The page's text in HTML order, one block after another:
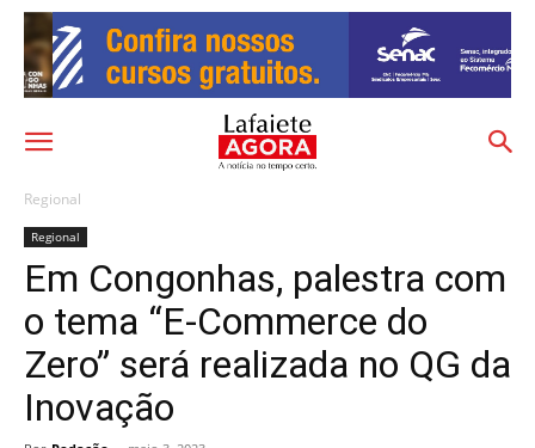
Regional
Regional
Em Congonhas, palestra com
o tema “E-Commerce do
Zero” será realizada no QG da
Inovação